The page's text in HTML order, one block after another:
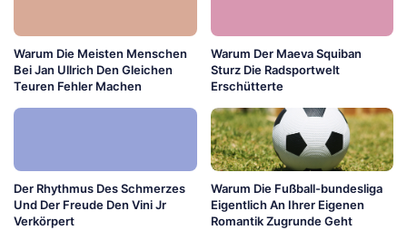
Warum Die Meisten Menschen
Bei Jan Ullrich Den Gleichen
Teuren Fehler Machen
Warum Der Maeva Squiban
Sturz Die Radsportwelt
Erschütterte
Der Rhythmus Des Schmerzes
Und Der Freude Den Vini Jr
Verkörpert
Warum Die Fußball-bundesliga
Eigentlich An Ihrer Eigenen
Romantik Zugrunde Geht